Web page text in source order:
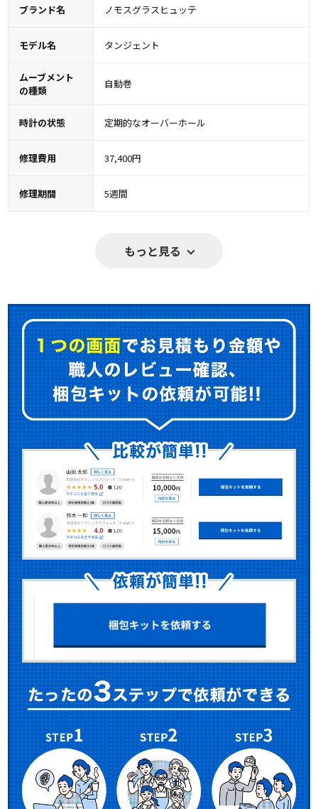
ブランド名 ノモスグラスヒュッテ
モデル名 タンジェント
ムーブメント
の種類
自動巻
時計の状態 定期的なオーバーホール
修理費用 37,400円
修理期間 5週間
もっと見る